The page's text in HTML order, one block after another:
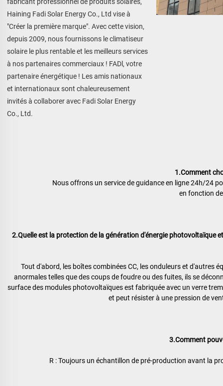
Haining Fadi Solar Energy Co., Ltd vise à
"Créer la première marque". Avec cette vision,
depuis 2009, nous fournissons le climatiseur
solaire le plus rentable et les meilleurs services
à nos partenaires commerciaux ! FADl, votre
partenaire énergétique ! Les amis nationaux
et internationaux sont chaleureusement
invités à collaborer avec Fadi Solar Energy
Co., Ltd.
1.Comment
Nous offrons un service de guidance en ligne 24h/24
en fonction
2.Quelle est la protection de la génération d'énergie photovoltaïque
Tout d'abord, les boîtes combinées CC, les onduleurs et d'autres
anormales telles que des coups de foudre ou des fuites, ils se
surface des modules photovoltaïques est fabriquée avec un verre
et peut résister à une pression de
3.Comment
R : Toujours un échantillon de pré-production avant la